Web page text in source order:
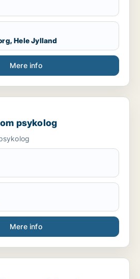
Hele Jylland
Mere info
psykolog
Mere info
psykolog / uddannelsesvejleder /